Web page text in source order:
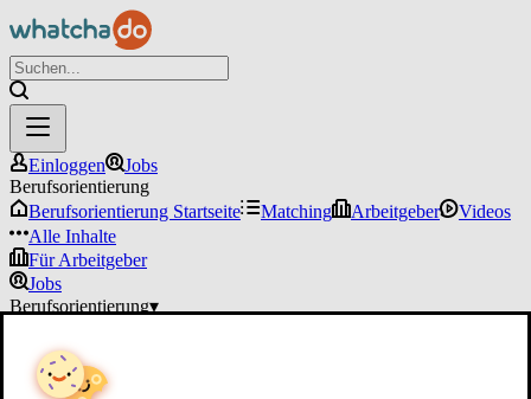
Einloggen
Jobs
Berufsorientierung
Berufsorientierung Startseite
Matching Arbeitgeber
Videos
Alle Inhalte
Für Arbeitgeber
Jobs
Berufsorientierung▾